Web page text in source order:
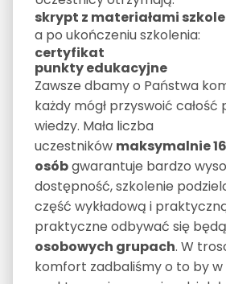
skrypt z materiałami
a po ukończeniu szkolenia:
certyfikat
punkty edukacyjne
Zawsze dbamy o Państwa
każdy mógł przyswoić
wiedzy. Mała liczba
uczestników maksymalnie 16
osóbgwarantuje bardzo
dostępność, szkolenie
część wykładową i
praktyczne odbywać się będą
osobowych grupach. W
komfort zadbaliśmy o to by w